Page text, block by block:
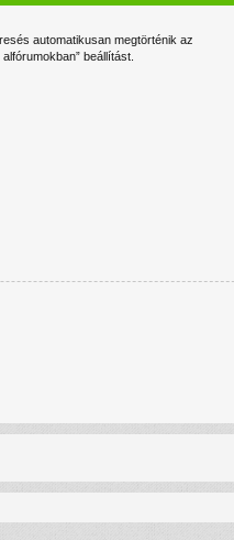
automatikusan megtörténik az
beállítást.